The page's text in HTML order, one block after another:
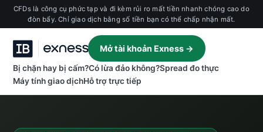
CFDs là công cụ phức tạp và đi kèm rủi ro mất tiền nhanh chóng cao do
đòn bẩy. Chỉ giao dịch bằng số tiền bạn có thể chấp nhận mất.
Bị chặn hay bị cấm?Có lừa đảo không?Spread đo thực
Máy tính giao dịchHỗ trợ trực tiếp
Mở tài khoản Exness →